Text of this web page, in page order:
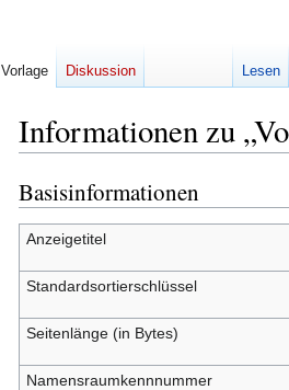
Informationen zu
Zur
Navigation
springen
Zur
Suche
springen
Basisinformationen
Anzeigetitel
Standardsortierschlüssel
Seitenlänge (in Bytes)
Namensraumkennnummer
Vorlage Diskussion Lesen